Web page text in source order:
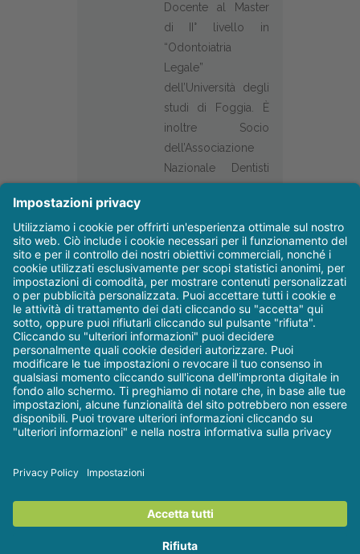
Docente al Master
di II° livello in
“Odontoiatria
Legale”
dell’Università degli
studi di Foggia. È
inoltre Socio
dell’Associazione
Nazionale Dentisti
provinciale,
Vicepresidente e
Presidente e socio
della S.I.d.P., Società
Italiana di
Parodontologia.
2026
Partisani, 3 - Fiumana-Predappio (FC) |
| Email:web@dentaltrey.it|Privacy &
Cookie